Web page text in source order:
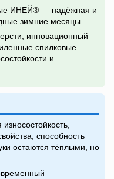
ИНЕЙ® — надёжная и
зимние месяцы.
инновационный
спилковые
и
износостойкость,
способность
остаются тёплыми, но